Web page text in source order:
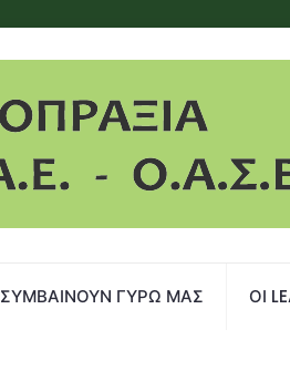
ΣΥΜΒΑΙΝΟΥΝ ΓΥΡΩ ΜΑΣ ΟΙ